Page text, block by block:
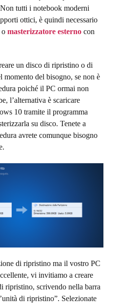
tutti i notebook moderni
ottici, è quindi necessario
o masterizzatore esterno con
un disco di ripristino o di
momento del bisogno, se non è
poiché il PC ormai non
l’alternativa è scaricare
10 tramite il programma
su disco. Tenete a
avrete comunque bisogno
di ripristino ma il vostro PC
vi invitiamo a creare
ripristino, scrivendo nella barra
di ripristino”. Selezionate